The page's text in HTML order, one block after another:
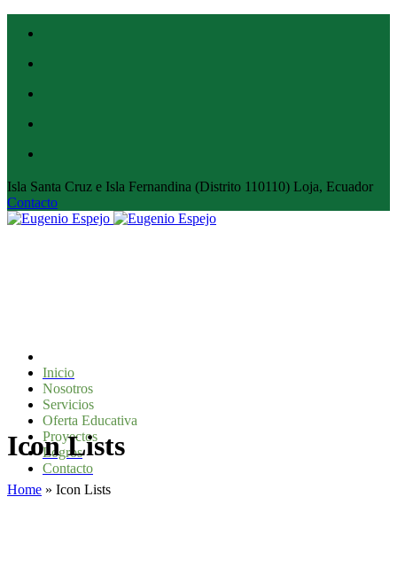
Isla Santa Cruz e Isla Fernandina (Distrito 110110) Loja, Ecuador
Contacto
Inicio
Nosotros
Servicios
Oferta Educativa
Proyectos
Logros
Contacto
Icon Lists
Home » Icon Lists